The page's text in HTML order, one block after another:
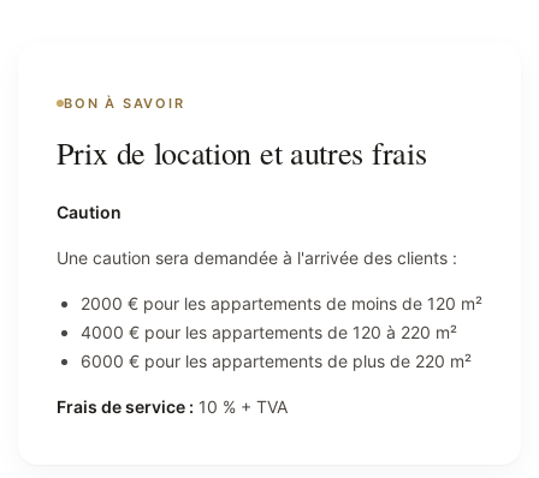
BON À SAVOIR
Prix de location et autres frais
Caution
Une caution sera demandée à l'arrivée des clients :
2000 € pour les appartements de moins de 120 m²
4000 € pour les appartements de 120 à 220 m²
6000 € pour les appartements de plus de 220 m²
Frais de service : 10 % + TVA